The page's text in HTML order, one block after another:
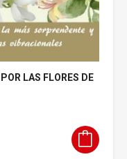
LAS FLORES DE